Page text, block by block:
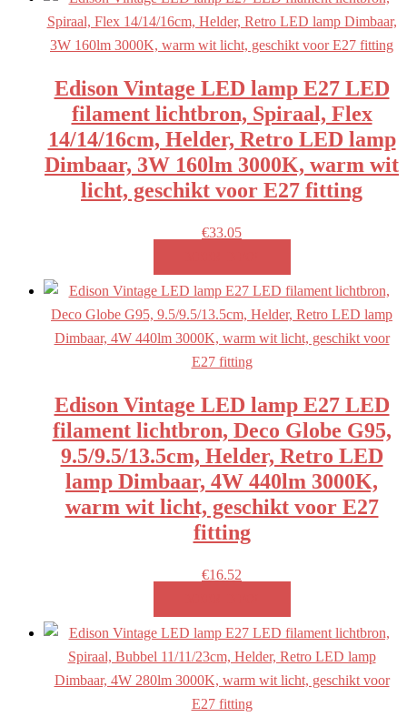
naar
laag
Edison Vintage LED lamp E27 LED
filament lichtbron, Spiraal, Flex
14/14/16cm, Helder, Retro LED lamp
Dimbaar, 3W 160lm 3000K, warm wit
licht, geschikt voor E27 fitting
€33.05
Edison Vintage LED lamp E27 LED
filament lichtbron, Deco Globe G95,
9.5/9.5/13.5cm, Helder, Retro LED
lamp Dimbaar, 4W 440lm 3000K,
warm wit licht, geschikt voor E27
fitting
€16.52